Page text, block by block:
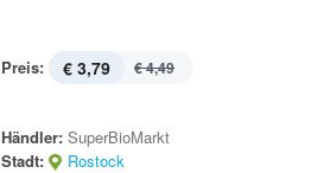
Preis: € 3,79 € 4,49
Händler: SuperBioMarkt
Stadt:
Rostock